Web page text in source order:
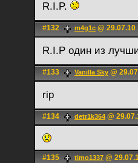
R.I.P.
#132 m4g1c @ 29.07.10
R.I.P один из
#133 Vanilla Sky @
rip
#134 detr1k364 @
#135 timo1337 @